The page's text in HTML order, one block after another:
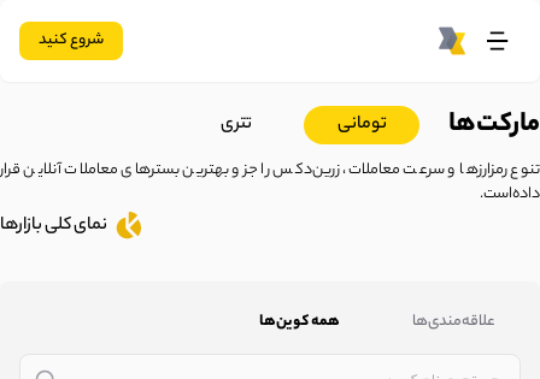
شروع کنید
مارکت‌ها تومانی تتری
تنوع رمزارزها و سرعت معاملات، زرین‌دکس را جزو بهترین بسترهای معاملات آنلاین قرار
داده‌است.
نمای کلی بازارها
علاقه‌مندی‌ها همه کوین‌ها